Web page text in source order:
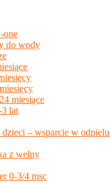
one
do wody
miesiące
lat
– wsparcie w
z wełny
0-3/4 msc